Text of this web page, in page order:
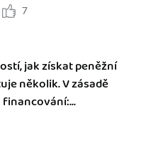
7
jak získat peněžní
několik. V zásadě